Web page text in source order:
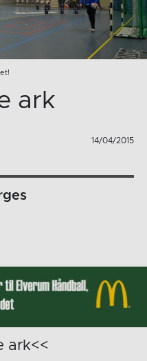
ark
14/04/2015
ark<<